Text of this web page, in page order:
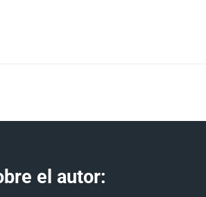
el autor: